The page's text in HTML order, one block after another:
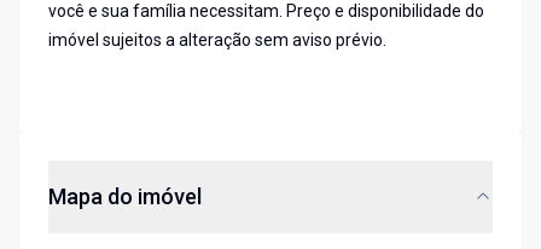
você e sua família necessitam. Preço e disponibilidade do
imóvel sujeitos a alteração sem aviso prévio.
Mapa do imóvel